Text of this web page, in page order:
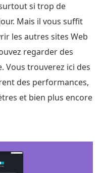
si trop de
Mais il vous suffit
les autres sites Web
regarder des
Vous trouverez ici des
des performances,
et bien plus encore